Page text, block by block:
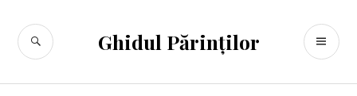
conținut
Ghidul Părinților
CĂUTARE